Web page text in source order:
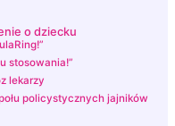
o dziecku
stosowania!”
lekarzy
policystycznych jajników